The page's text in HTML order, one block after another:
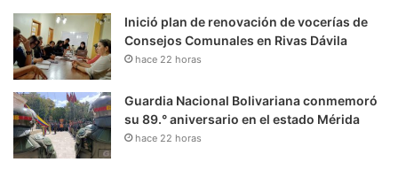
Inició plan de renovación de vocerías de
Consejos Comunales en Rivas Dávila
hace 22 horas
Guardia Nacional Bolivariana conmemoró
su 89.° aniversario en el estado Mérida
hace 22 horas